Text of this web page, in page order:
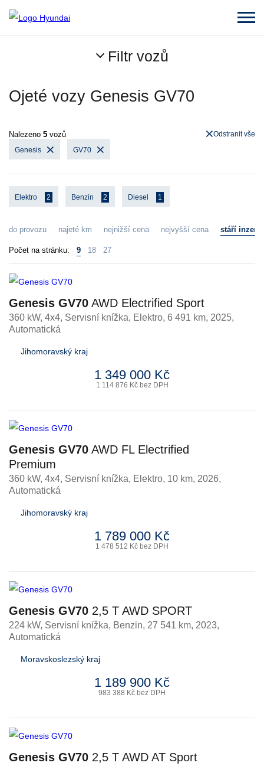
Filtr vozů
Ojeté vozy Genesis GV70
Nalezeno 5 vozů
Genesis GV70
Odstranit vše
Elektro 2 Benzin 2 Diesel 1
do provozu najeté km nejnižší cena nejvyšší cena stáří
Počet na stránku: 9 18 27
Genesis GV70 AWD Electrified Sport
360 kW, 4x4, Servisní knížka, Elektro, 6 491 km, 2025,
Automatická
Jihomoravský kraj
1 349 000 Kč
1 114 876 Kč bez DPH
Genesis GV70 AWD FL Electrified
Premium
360 kW, 4x4, Servisní knížka, Elektro, 10 km, 2026,
Automatická
Jihomoravský kraj
1 789 000 Kč
1 478 512 Kč bez DPH
Genesis GV70 2,5 T AWD SPORT
224 kW, Servisní knížka, Benzin, 27 541 km, 2023,
Automatická
Moravskoslezský kraj
1 189 900 Kč
983 388 Kč bez DPH
Genesis GV70 2,5 T AWD AT Sport